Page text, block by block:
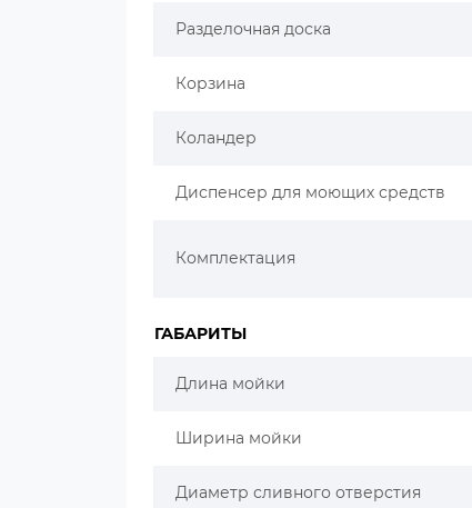
Разделочная доска
Корзина
Коландер
Диспенсер для моющих средств
Комплектация
ГАБАРИТЫ
Длина мойки
Ширина мойки
Диаметр сливного отверстия